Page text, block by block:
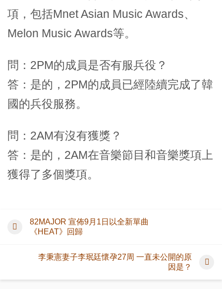
項，包括Mnet Asian Music Awards、
Melon Music Awards等。
問：2PM的成員是否有服兵役？
答：是的，2PM的成員已經陸續完成了韓
國的兵役服務。
問：2AM有沒有獲獎？
答：是的，2AM在音樂節目和音樂獎項上
獲得了多個獎項。
82MAJOR 宣佈9月1日以全新單曲
《HEAT》回歸
李秉憲妻子李珉廷懷孕27周 一直未公開的原
因是？